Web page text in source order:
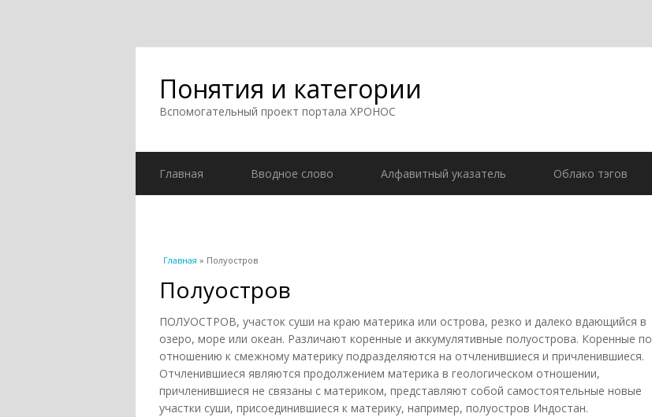
Понятия и категории
Вспомогательный проект портала ХРОНОС
Главная Вводное слово Алфавитный указатель Облако тэгов
Вы здесь
Главная » Полуостров
Полуостров
ПОЛУОСТРОВ, участок суши на краю материка или острова, резко и далеко вдающийся в
озеро, море или океан. Различают коренные и аккумулятивные полуострова. Коренные по
отношению к смежному материку подразделяются на отчленившиеся и причленившиеся.
Отчленившиеся являются продолжением материка в геологическом отношении,
причленившиеся не связаны с материком, представляют собой самостоятельные новые
участки суши, присоединившиеся к материку, например, полуостров Индостан.